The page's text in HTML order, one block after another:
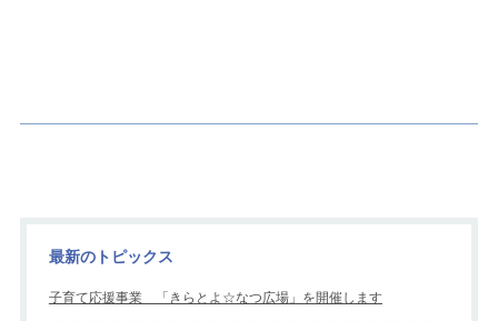
最新のトピックス
子育て応援事業 「きらとよ☆なつ広場」を開催します